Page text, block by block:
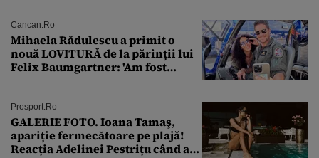
Cancan.ro
Mihaela Rădulescu a primit o
nouă LOVITURĂ de la părinții lui
Felix Baumgartner: 'Am fost
Prosport.ro
GALERIE FOTO. Ioana Tamaş,
apariție fermecătoare pe plajă!
Reacția Adelinei Pestrițu când a